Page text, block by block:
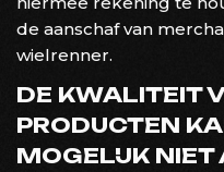
de aanschaf van
wielrenner.
DE KWALITEIT
PRODUCTEN
MOGELIJK NIET